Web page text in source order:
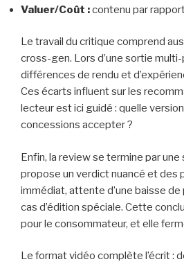
Valuer/Coût :contenu par
Le travail du critique comprend
cross-gen. Lors d’une sortie
différences de rendu et
Ces écarts influent sur les
lecteur est ici guidé : quelle
concessions accepter ?
Enfin, la review se termine par une
propose un verdict nuancé et des
immédiat, attente d’une baisse de
cas d’édition spéciale. Cette
pour le consommateur, et elle
Le format vidéo complète l’écrit :